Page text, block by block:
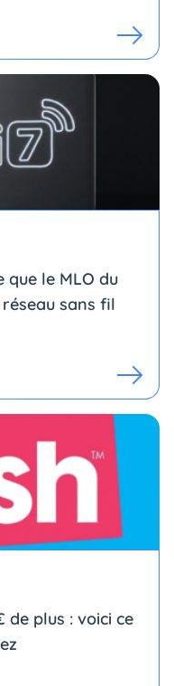
que le MLO du
sans fil
de plus : voici ce